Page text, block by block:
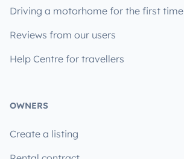
Driving a motorhome for the first time
Reviews from our users
Help Centre for travellers
OWNERS
Create a listing